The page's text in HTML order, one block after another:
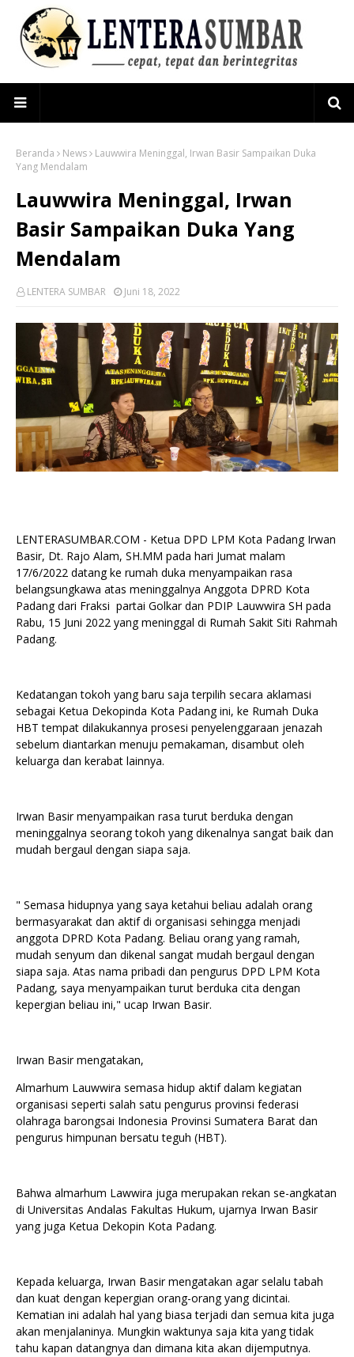
Beranda News
Lauwwira Meninggal, Irwan Basir Sampaikan Duka
Yang Mendalam
Lauwwira Meninggal, Irwan
Basir Sampaikan Duka Yang
Mendalam
LENTERA SUMBAR Juni 18, 2022
LENTERASUMBAR.COM - Ketua DPD LPM Kota Padang Irwan
Basir, Dt. Rajo Alam, SH.MM pada hari Jumat malam
17/6/2022 datang ke rumah duka menyampaikan rasa
belangsungkawa atas meninggalnya Anggota DPRD Kota
Padang dari Fraksi partai Golkar dan PDIP Lauwwira SH pada
Rabu, 15 Juni 2022 yang meninggal di Rumah Sakit Siti Rahmah
Padang.
Kedatangan tokoh yang baru saja terpilih secara aklamasi
sebagai Ketua Dekopinda Kota Padang ini, ke Rumah Duka
HBT tempat dilakukannya prosesi penyelenggaraan jenazah
sebelum diantarkan menuju pemakaman, disambut oleh
keluarga dan kerabat lainnya.
Irwan Basir menyampaikan rasa turut berduka dengan
meninggalnya seorang tokoh yang dikenalnya sangat baik dan
mudah bergaul dengan siapa saja.
" Semasa hidupnya yang saya ketahui beliau adalah orang
bermasyarakat dan aktif di organisasi sehingga menjadi
anggota DPRD Kota Padang. Beliau orang yang ramah,
mudah senyum dan dikenal sangat mudah bergaul dengan
siapa saja. Atas nama pribadi dan pengurus DPD LPM Kota
Padang, saya menyampaikan turut berduka cita dengan
kepergian beliau ini," ucap Irwan Basir.
Irwan Basir mengatakan,
Almarhum Lauwwira semasa hidup aktif dalam kegiatan
organisasi seperti salah satu pengurus provinsi federasi
olahraga barongsai Indonesia Provinsi Sumatera Barat dan
pengurus himpunan bersatu teguh (HBT).
Bahwa almarhum Lawwira juga merupakan rekan se-angkatan
di Universitas Andalas Fakultas Hukum, ujarnya Irwan Basir
yang juga Ketua Dekopin Kota Padang.
Kepada keluarga, Irwan Basir mengatakan agar selalu tabah
dan kuat dengan kepergian orang-orang yang dicintai.
Kematian ini adalah hal yang biasa terjadi dan semua kita juga
akan menjalaninya. Mungkin waktunya saja kita yang tidak
tahu kapan datangnya dan dimana kita akan dijemputnya.